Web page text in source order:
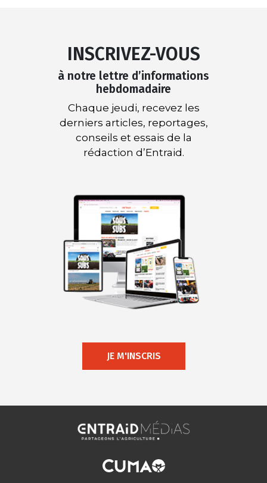
INSCRIVEZ-VOUS
à notre lettre d’informations
hebdomadaire
Chaque jeudi, recevez les
derniers articles, reportages,
conseils et essais de la
rédaction d’Entraid.
JE M'INSCRIS